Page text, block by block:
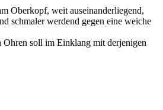
Oberkopf, weit auseinanderliegend,
schmaler werdend gegen eine weiche
Ohren soll im Einklang mit derjenigen